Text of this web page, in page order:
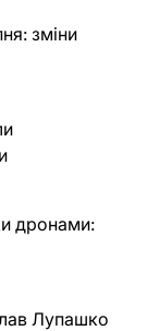
зміни
дронами:
Лупашко